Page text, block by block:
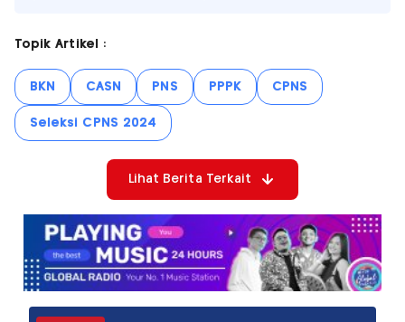
Topik Artikel :
BKN CASN PNS PPPK CPNS
Seleksi CPNS 2024
Lihat Berita Terkait